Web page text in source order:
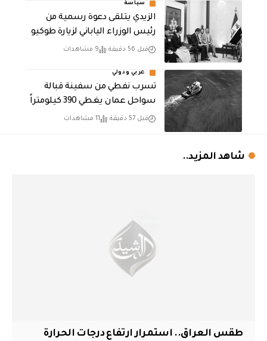
سياسة
الزيدي يتلقى دعوة رسمية من
رئيس الوزراء الياباني لزيارة طوكيو
قبل 56 دقيقة 9 مشاهدات
عربي ودولي
تسرب نفطي من سفينة قبالة
سواحل عمان يغطي 390 كيلومتراً
قبل 57 دقيقة 11 مشاهدات
شاهد المزيد..
طقس العراق.. استمرار ارتفاع درجات الحرارة